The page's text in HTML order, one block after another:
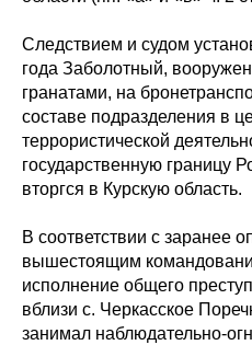
Следствием и судом
года Заболотный,
гранатами, на
составе подразделения в
террористической
государственную границу
вторгся в Курскую область.
В соответствии с заранее
вышестоящим
исполнение общего
вблизи с. Черкасское
занимал наблюдательно-